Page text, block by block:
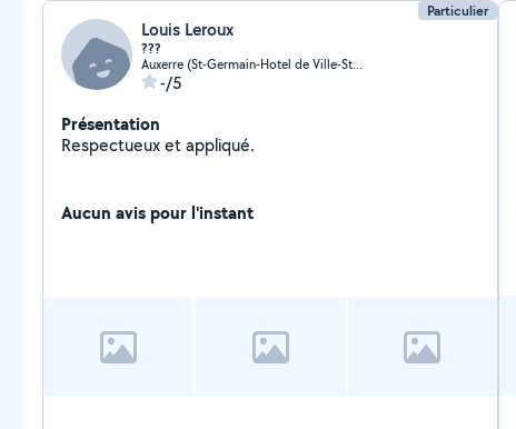
Particulier
Louis Leroux
???
Auxerre (St-Germain-Hotel de Ville-St Pierre)
-/5
Présentation
Respectueux et appliqué.
Aucun avis pour l'instant